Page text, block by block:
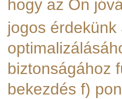
hogy az Ön
jogos
biztonságához
bekezdés f)